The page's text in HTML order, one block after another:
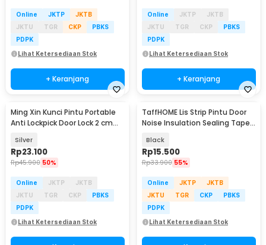
Online JKTP
JKTB
JKTU
TGR CKP
PBKS
PDPK
Lihat Ketersediaan Stok
+ Keranjang
Online JKTP
JKTB
JKTU
TGR CKP
PBKS
PDPK
Lihat Ketersediaan Stok
+ Keranjang
Ming Xin Kunci Pintu Portable
Anti Lockpick Door Lock 2 cm
Silver
Rp23.100
Rp45.900 50%
Online JKTP
JKTB
JKTU
TGR CKP
PBKS
PDPK
Lihat Ketersediaan Stok
TaffHOME Lis Strip Pintu Door
Noise Insulation Sealing Tape
Black
Rp15.500
Rp33.900 55%
Online JKTP
JKTB
JKTU
TGR CKP
PBKS
PDPK
Lihat Ketersediaan Stok